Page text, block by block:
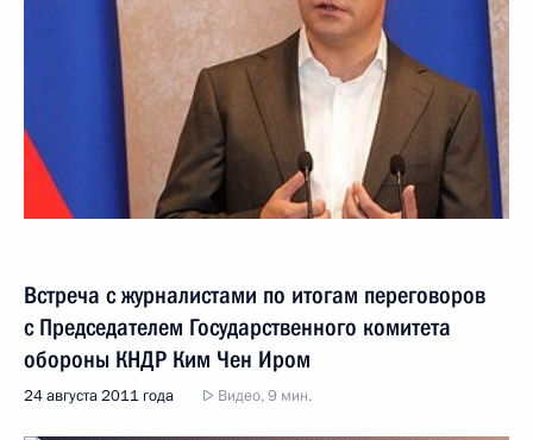
Встреча с журналистами по итогам переговоров
с Председателем Государственного комитета
обороны КНДР Ким Чен Иром
24 августа 2011 года Видео, 9 мин.